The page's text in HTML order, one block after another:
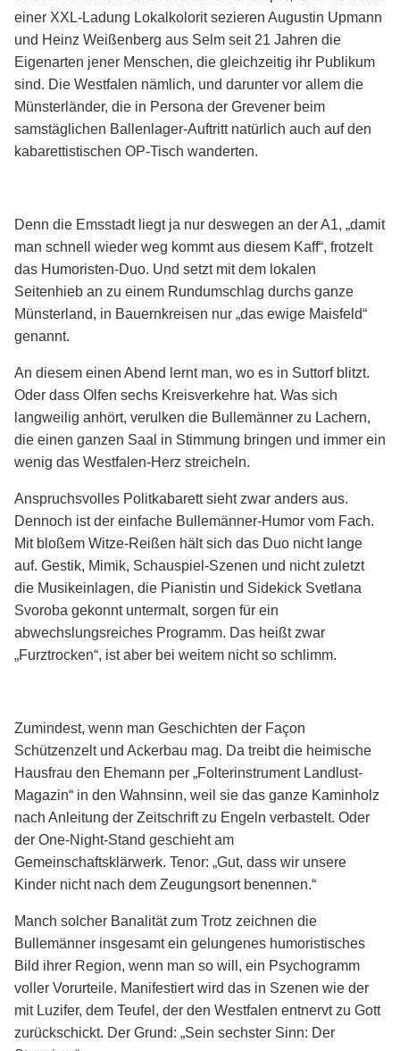
einer XXL-Ladung Lokalkolorit sezieren Augustin Upmann
und Heinz Weißenberg aus Selm seit 21 Jahren die
Eigenarten jener Menschen, die gleichzeitig ihr Publikum
sind. Die Westfalen nämlich, und darunter vor allem die
Münsterländer, die in Persona der Grevener beim
samstäglichen Ballenlager-Auftritt natürlich auch auf den
kabarettistischen OP-Tisch wanderten.
Denn die Emsstadt liegt ja nur deswegen an der A1, „damit
man schnell wieder weg kommt aus diesem Kaff“, frotzelt
das Humoristen-Duo. Und setzt mit dem lokalen
Seitenhieb an zu einem Rundumschlag durchs ganze
Münsterland, in Bauernkreisen nur „das ewige Maisfeld“
genannt.
An diesem einen Abend lernt man, wo es in Suttorf blitzt.
Oder dass Olfen sechs Kreisverkehre hat. Was sich
langweilig anhört, verulken die Bullemänner zu Lachern,
die einen ganzen Saal in Stimmung bringen und immer ein
wenig das Westfalen-Herz streicheln.
Anspruchsvolles Politkabarett sieht zwar anders aus.
Dennoch ist der einfache Bullemänner-Humor vom Fach.
Mit bloßem Witze-Reißen hält sich das Duo nicht lange
auf. Gestik, Mimik, Schauspiel-Szenen und nicht zuletzt
die Musikeinlagen, die Pianistin und Sidekick Svetlana
Svoroba gekonnt untermalt, sorgen für ein
abwechslungsreiches Programm. Das heißt zwar
„Furztrocken“, ist aber bei weitem nicht so schlimm.
Zumindest, wenn man Geschichten der Façon
Schützenzelt und Ackerbau mag. Da treibt die heimische
Hausfrau den Ehemann per „Folterinstrument Landlust-
Magazin“ in den Wahnsinn, weil sie das ganze Kaminholz
nach Anleitung der Zeitschrift zu Engeln verbastelt. Oder
der One-Night-Stand geschieht am
Gemeinschaftsklärwerk. Tenor: „Gut, dass wir unsere
Kinder nicht nach dem Zeugungsort benennen.“
Manch solcher Banalität zum Trotz zeichnen die
Bullemänner insgesamt ein gelungenes humoristisches
Bild ihrer Region, wenn man so will, ein Psychogramm
voller Vorurteile. Manifestiert wird das in Szenen wie der
mit Luzifer, dem Teufel, der den Westfalen entnervt zu Gott
zurückschickt. Der Grund: „Sein sechster Sinn: Der